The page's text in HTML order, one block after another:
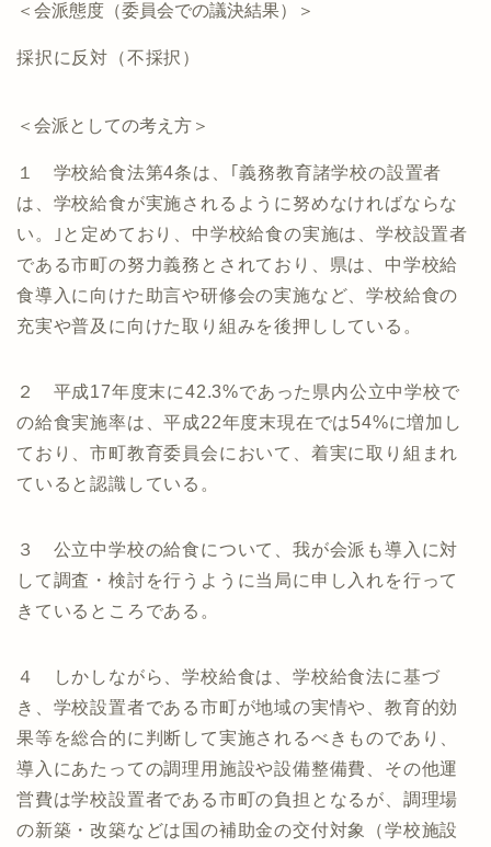
＜会派態度（委員会での議決結果）＞
採択に反対（不採択）
＜会派としての考え方＞
１ 学校給食法第4条は、｢義務教育諸学校の設置者
は、学校給食が実施されるように努めなければならな
い。｣と定めており、中学校給食の実施は、学校設置者
である市町の努力義務とされており、県は、中学校給
食導入に向けた助言や研修会の実施など、学校給食の
充実や普及に向けた取り組みを後押ししている。
２ 平成17年度末に42.3%であった県内公立中学校で
の給食実施率は、平成22年度末現在では54%に増加し
ており、市町教育委員会において、着実に取り組まれ
ていると認識している。
３ 公立中学校の給食について、我が会派も導入に対
して調査・検討を行うように当局に申し入れを行って
きているところである。
４ しかしながら、学校給食は、学校給食法に基づ
き、学校設置者である市町が地域の実情や、教育的効
果等を総合的に判断して実施されるべきものであり、
導入にあたっての調理用施設や設備整備費、その他運
営費は学校設置者である市町の負担となるが、調理場
の新築・改築などは国の補助金の交付対象（学校施設